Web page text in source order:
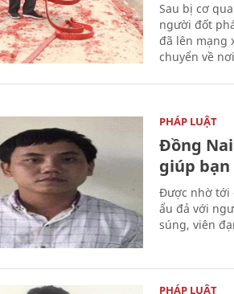
Sau bị cơ
người đốt
đã lên mạng
chuyển về
PHÁP LUẬT
Đồng
giúp
Được nhờ tới
ẩu đả với
súng, viên
PHÁP LUẬT